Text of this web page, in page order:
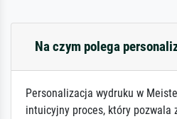
Na czym polega
Personalizacja wydruku w
intuicyjny proces, który pozwala